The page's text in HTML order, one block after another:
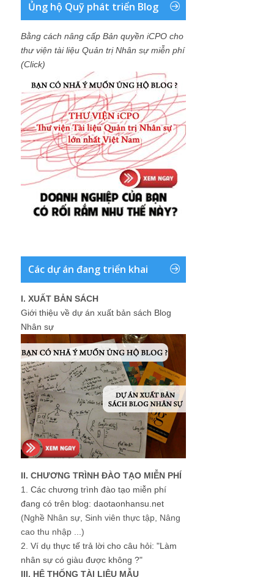
Ủng hộ Quỹ phát triển Blog
Bằng cách nâng cấp Bản quyền iCPO cho
thư viện tài liệu Quản trị Nhân sự miễn phí
(Click)
Các dự án đang triển khai
I. XUẤT BẢN SÁCH
Giới thiệu về dự án xuất bản sách Blog
Nhân sự
II. CHƯƠNG TRÌNH ĐÀO TẠO MIỄN PHÍ
1. Các chương trình đào tạo miễn phí
đang có trên blog: daotaonhansu.net
(Nghề Nhân sự, Sinh viên thực tập, Nâng
cao thu nhập ...)
2. Ví dụ thực tế trả lời cho câu hỏi: "Làm
nhân sự có giàu được không ?"
III. HỆ THỐNG TÀI LIỆU MẪU